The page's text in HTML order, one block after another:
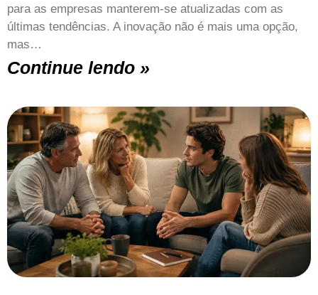
para as empresas manterem-se atualizadas com as
últimas tendências. A inovação não é mais uma opção,
mas…
Continue lendo »